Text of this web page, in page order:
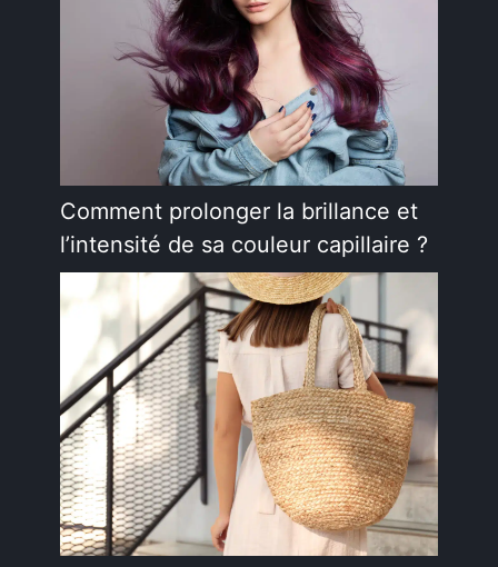
Comment prolonger la brillance et
l’intensité de sa couleur capillaire ?